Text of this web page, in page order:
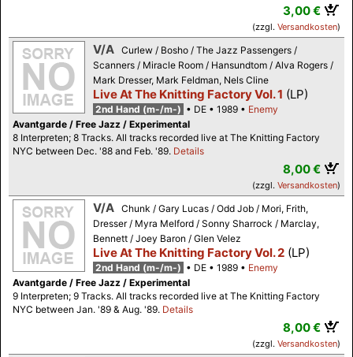
3,00 €
(zzgl. Versandkosten)
V/A Curlew / Bosho / The Jazz Passengers /
Scanners / Miracle Room / Hansundtom / Alva Rogers /
Mark Dresser, Mark Feldman, Nels Cline
Live At The Knitting Factory Vol. 1 (LP)
2nd Hand (m-/m-) DE 1989
Enemy
Avantgarde / Free Jazz / Experimental
8 Interpreten; 8 Tracks. All tracks recorded live at The Knitting Factory
NYC between Dec. '88 and Feb. '89. Details
8,00 €
(zzgl. Versandkosten)
V/A Chunk / Gary Lucas / Odd Job / Mori, Frith,
Dresser / Myra Melford / Sonny Sharrock / Marclay,
Bennett / Joey Baron / Glen Velez
Live At The Knitting Factory Vol. 2 (LP)
2nd Hand (m-/m-) DE 1989
Enemy
Avantgarde / Free Jazz / Experimental
9 Interpreten; 9 Tracks. All tracks recorded live at The Knitting Factory
NYC between Jan. '89 & Aug. '89. Details
8,00 €
(zzgl. Versandkosten)